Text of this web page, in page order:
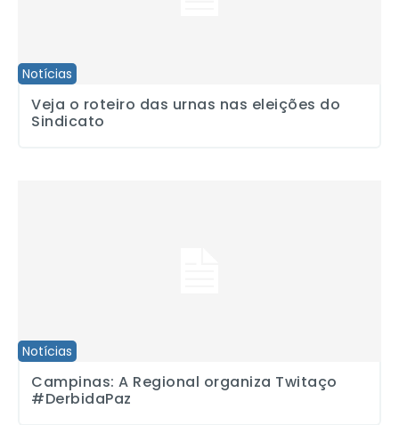
Notícias
Veja o roteiro das urnas nas eleições do
Sindicato
Notícias
Campinas: A Regional organiza Twitaço
#DerbidaPaz